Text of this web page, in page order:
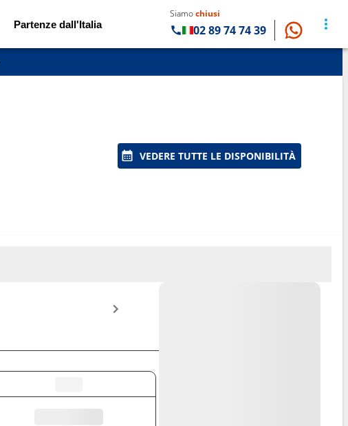
Partenze dall'Italia
Siamochiusi
02 89 74 74 39
VEDERE TUTTE LE DISPONIBILITÀ